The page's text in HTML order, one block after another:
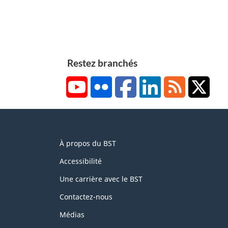
Restez branchés
YouTubeFlickr FacebookLinkedInRSS
this
site
À propos du BST
Accessibilité
Une carrière avec le BST
Contactez-nous
Médias